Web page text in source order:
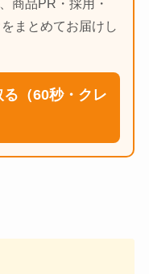
商品PR・採用・
まとめてお届けし
（60秒・クレ